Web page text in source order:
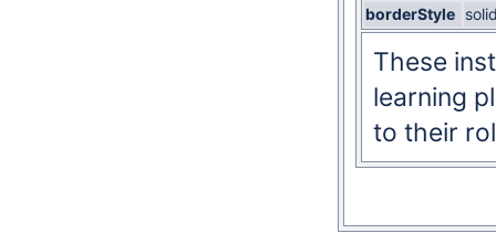
borderStyle
These
learning
to their